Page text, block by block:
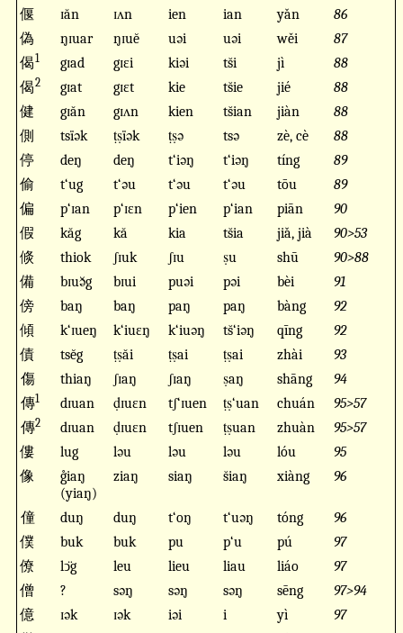
偃
ɪăn ɪʌn ien ian yǎn
86
偽
ŋɪuar ŋɪuĕ uəi uəi wěi
87
偈1 gɪad gɪɛi kiəi ts̆i jì
88
偈2 gɪat gɪɛt kie ts̆ie jié
88
健
gɪăn gɪʌn kien ts̆ian jiàn
88
側
tsïək ṭṣïək ṭṣə tsə zè, cè
88
停
deŋ deŋ t‘iəŋ t‘iəŋ tíng
89
偷
t‘ug t‘əu t‘əu t‘əu tōu
89
偏
p‘ɪan p‘ɪɛn p‘ien p‘ian piān
90
假
kăg kă kia ts̆ia jiǎ, jià
90>53
倐
thiok ʃɪuk ʃɪu ṣu shū
90>88
備
bɪuə̆g bɪui puəi pəi bèi
91
傍
baŋ baŋ paŋ paŋ bàng
92
傾
k‘ɪueŋ k‘iuɛŋ k‘iuəŋ ts̆‘iəŋ qīng
92
債
tsĕg ṭṣăi ṭṣai ṭṣai zhài
93
傷
thiaŋ ʃɪaŋ ʃɪaŋ ṣaŋ shāng
94
傳1 dɪuan ḍɪuɛn tʃ‘ɪuen ṭṣ‘uan chuán
95>57
傳2 dɪuan ḍɪuɛn tʃɪuen ṭṣuan zhuàn
95>57
僂
lug ləu ləu ləu lóu
95
像
g̊iaŋ
(yiaŋ)
ziaŋ siaŋ s̆iaŋ xiàng 96
僮 duŋ duŋ t‘oŋ t‘uəŋ tóng
96
僕
buk buk pu p‘u pú
97
僚
lↄ̈g leu lieu liau liáo
97
僧
? səŋ səŋ səŋ sēng
97>94
億
ɪək ɪək iəi i yì
97